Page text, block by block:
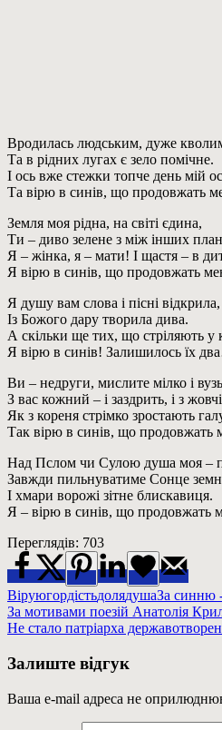
Вродилась людським, дуже
Та в рідних лугах є зело помічне.
І ось вже стежки топче день мій
Та вірю в синів, що продовжать
Земля моя рідна, на світі єдина,
Ти – диво зелене з між інших
Я – жінка, я – мати! І щастя – в
Я вірю в синів, що продовжать
Я душу вам слова і пісні відкрила,
Із Божого дару творила дива.
А скільки ще тих, що стріляють у
Я вірю в синів! Залишилось їх
Ви – недруги, мислите мілко і
З вас кожний – і заздрить, і з
Як з кореня стрімко зростають
Так вірю в синів, що продовжать
Над Пслом чи Сулою душа моя –
Завжди пильнуватиме Сонце
І хмари ворожі зітне блискавиця.
Я – вірю в синів, що продовжать
Переглядів: 703
ВіруюгордістьдолядушаЗа синню
Навігація
записів
Previous
Post:
За мотивами поезій Анатолія
Next
Не стало патріарха
Залиште відгук
Ваша e-mail адреса не